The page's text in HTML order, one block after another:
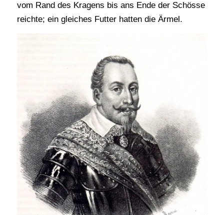
vom Rand des Kragens bis ans Ende der Schösse
reichte; ein gleiches Futter hatten die Ärmel.